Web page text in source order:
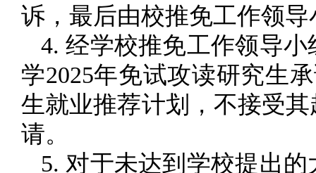
诉，最后由校推免工作领
4. 经学校推免工作领导
学2025年免试攻读研究生
生就业推荐计划，不接受
请。
5. 对于未达到学校提出